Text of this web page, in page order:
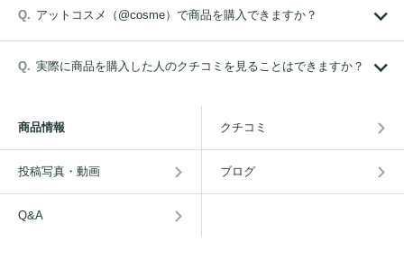
アットコスメ（@cosme）で商品を購入できますか？
実際に商品を購入した人のクチコミを見ることはできますか？
商品情報 クチコミ
投稿写真・動画 ブログ
Q&A